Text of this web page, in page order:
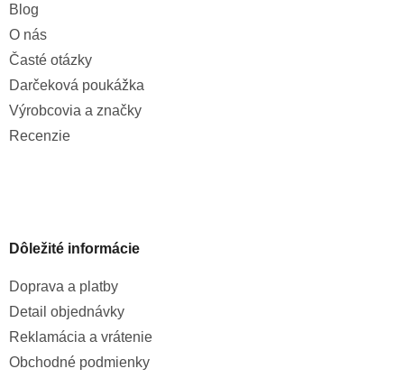
Blog
O nás
Časté otázky
Darčeková poukážka
Výrobcovia a značky
Recenzie
Dôležité informácie
Doprava a platby
Detail objednávky
Reklamácia a vrátenie
Obchodné podmienky